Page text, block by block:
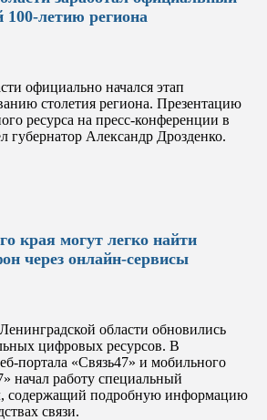
летию региона
официально начался этап
столетия региона. Презентацию
ресурса на пресс-конференции в
губернатор Александр Дрозденко.
края могут легко найти
через онлайн-сервисы
области обновились
цифровых ресурсов. В
портала «Связь47» и мобильного
начал работу специальный
содержащий подробную информацию
связи.